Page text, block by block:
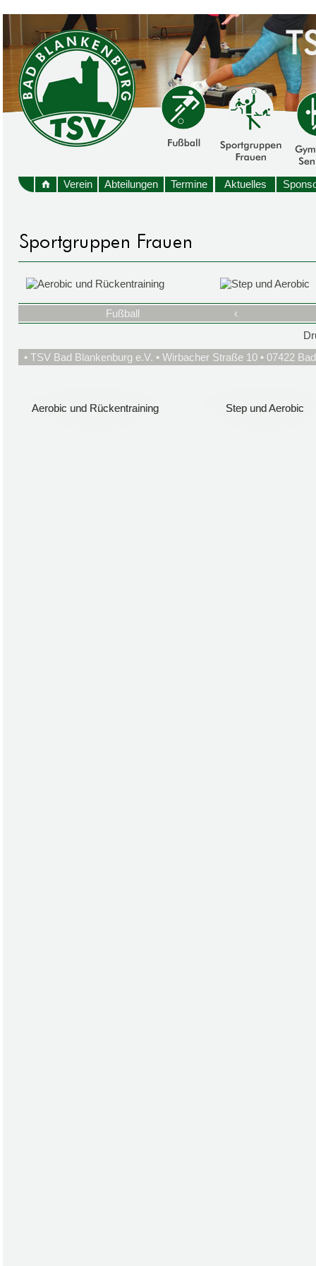
Verein Abteilungen Termine Aktuelles
Aerobic und Rückentraining
Aerobic und Rückentraining Step und Aerobic
Step und Aerobic
Fußball
‹
• TSV Bad Blankenburg e.V. • Wirbacher Straße 10 • 07422